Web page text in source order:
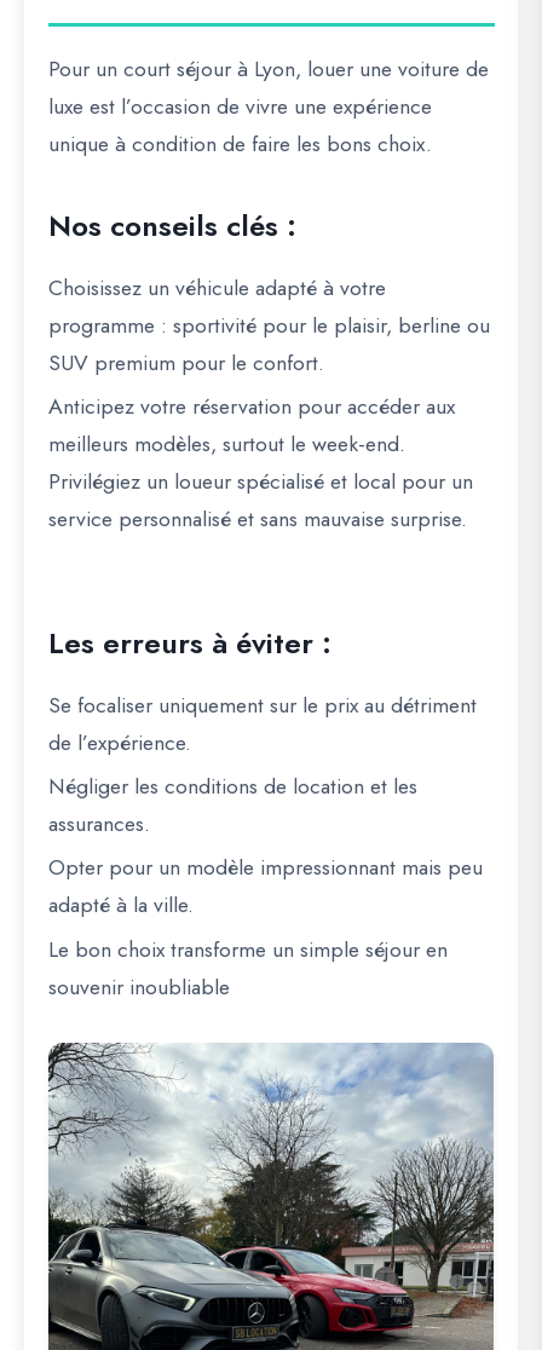
Pour un court séjour à Lyon, louer une voiture de
luxe est l’occasion de vivre une expérience
unique à condition de faire les bons choix.
Nos conseils clés :
Choisissez un véhicule adapté à votre
programme : sportivité pour le plaisir, berline ou
SUV premium pour le confort.
Anticipez votre réservation pour accéder aux
meilleurs modèles, surtout le week-end.
Privilégiez un loueur spécialisé et local pour un
service personnalisé et sans mauvaise surprise.
Les erreurs à éviter :
Se focaliser uniquement sur le prix au détriment
de l’expérience.
Négliger les conditions de location et les
assurances.
Opter pour un modèle impressionnant mais peu
adapté à la ville.
Le bon choix transforme un simple séjour en
souvenir inoubliable